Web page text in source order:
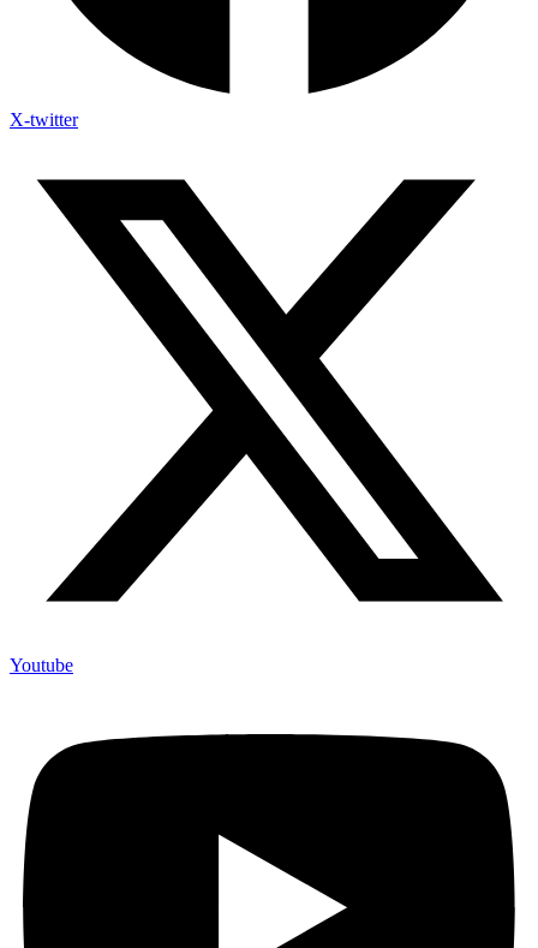
X-twitter
Youtube